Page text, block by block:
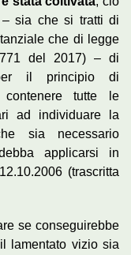
– sia che si tratti di
che di legge
del 2017) – di
il principio di
contenere tutte le
ad individuare la
sia necessario
applicarsi in
(trascritta
se conseguirebbe
lamentato vizio sia